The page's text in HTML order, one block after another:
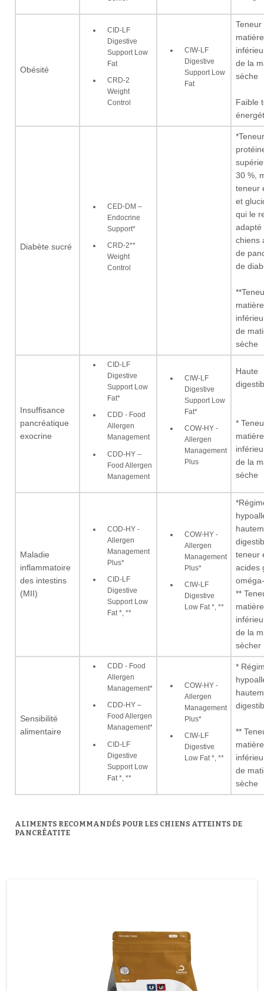
Obésité
CID-LF
Digestive
Support Low
Fat
CRD-2
Weight
Control
CIW-LF
Digestive
Support Low
Fat
Teneur
de la
sèche
Faible
Diabète sucré
CED-DM –
Endocrine
Support*
CRD-2**
Weight
Control
30 %,
teneur
et
qui le
adapté
chiens
de
de
de
sèche
Insuffisance
pancréatique
exocrine
CID-LF
Digestive
Support Low
Fat*
CDD - Food
Allergen
Management
CDD-HY –
Food Allergen
Management
CIW-LF
Digestive
Support Low
Fat*
COW-HY -
Allergen
Management
Plus
Haute
*
de la
sèche
Maladie
inflammatoire
des intestins
(MII)
COD-HY -
Allergen
Management
Plus*
CID-LF
Digestive
Support Low
Fat *, **
COW-HY -
Allergen
Management
Plus*
CIW-LF
Digestive
Low Fat *, **
teneur
acides
**
de la
sècher
Sensibilité
alimentaire
CDD - Food
Allergen
Management*
CDD-HY –
Food Allergen
Management*
CID-LF
Digestive
Support Low
Fat *, **
COW-HY -
Allergen
Management
Plus*
CIW-LF
Digestive
Low Fat *, **
*
**
de
sèche
ALIMENTS RECOMMANDÉS POUR LES CHIENS ATTEINTS DE
PANCRÉATITE